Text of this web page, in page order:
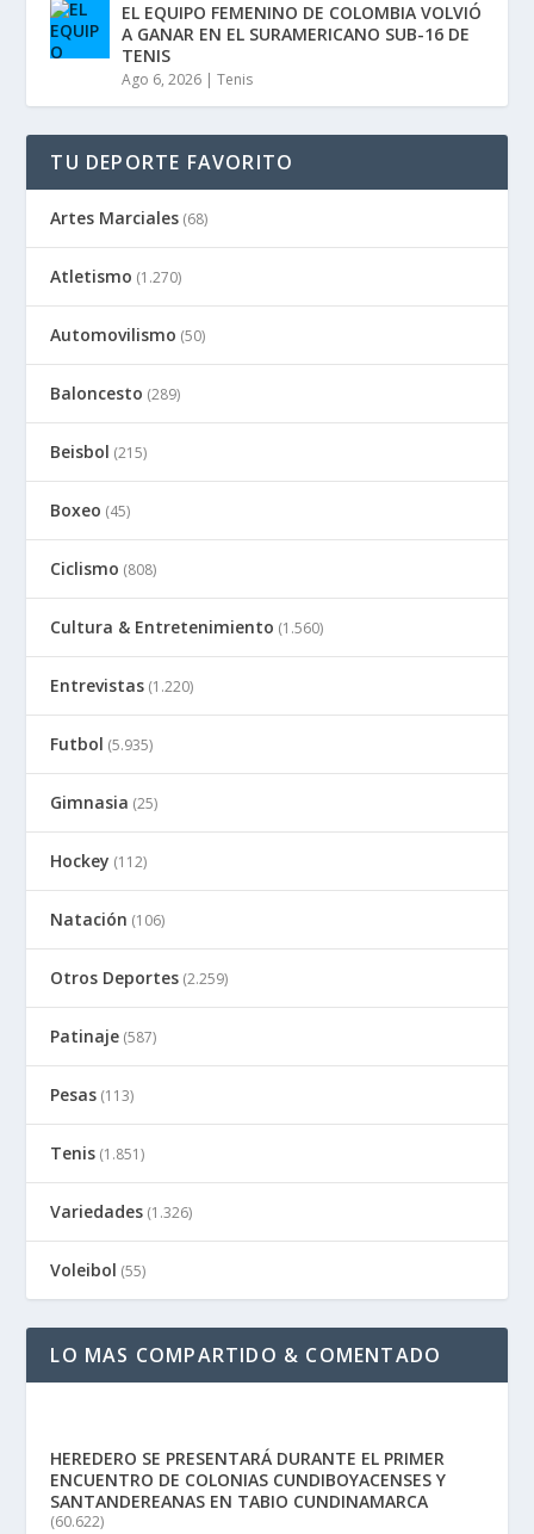
EL EQUIPO FEMENINO DE COLOMBIA VOLVIÓ
A GANAR EN EL SURAMERICANO SUB-16 DE
TENIS
Ago 6, 2026 |Tenis
TU DEPORTE FAVORITO
Artes Marciales (68)
Atletismo (1.270)
Automovilismo (50)
Baloncesto (289)
Beisbol (215)
Boxeo (45)
Ciclismo (808)
Cultura & Entretenimiento (1.560)
Entrevistas (1.220)
Futbol (5.935)
Gimnasia (25)
Hockey (112)
Natación (106)
Otros Deportes (2.259)
Patinaje (587)
Pesas (113)
Tenis (1.851)
Variedades (1.326)
Voleibol (55)
LO MAS COMPARTIDO & COMENTADO
HEREDERO SE PRESENTARÁ DURANTE EL PRIMER
ENCUENTRO DE COLONIAS CUNDIBOYACENSES Y
SANTANDEREANAS EN TABIO CUNDINAMARCA
(60.622)